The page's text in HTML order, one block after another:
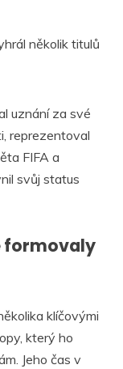
několik titulů
uznání za své
reprezentoval
FIFA a
svůj status
formovaly
klíčovými
který ho
Jeho čas v